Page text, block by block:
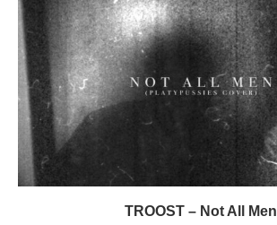
TROOST – Not All Men